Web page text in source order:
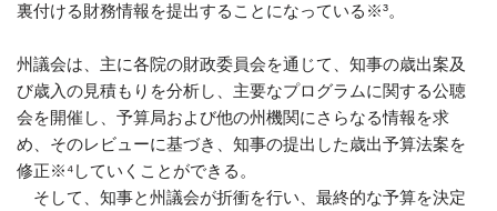
裏付ける財務情報を提出することになっている※³。
州議会は、主に各院の財政委員会を通じて、知事の歳出案及
び歳入の見積もりを分析し、主要なプログラムに関する公聴
会を開催し、予算局および他の州機関にさらなる情報を求
め、そのレビューに基づき、知事の提出した歳出予算法案を
修正※⁴していくことができる。
そして、知事と州議会が折衝を行い、最終的な予算を決定